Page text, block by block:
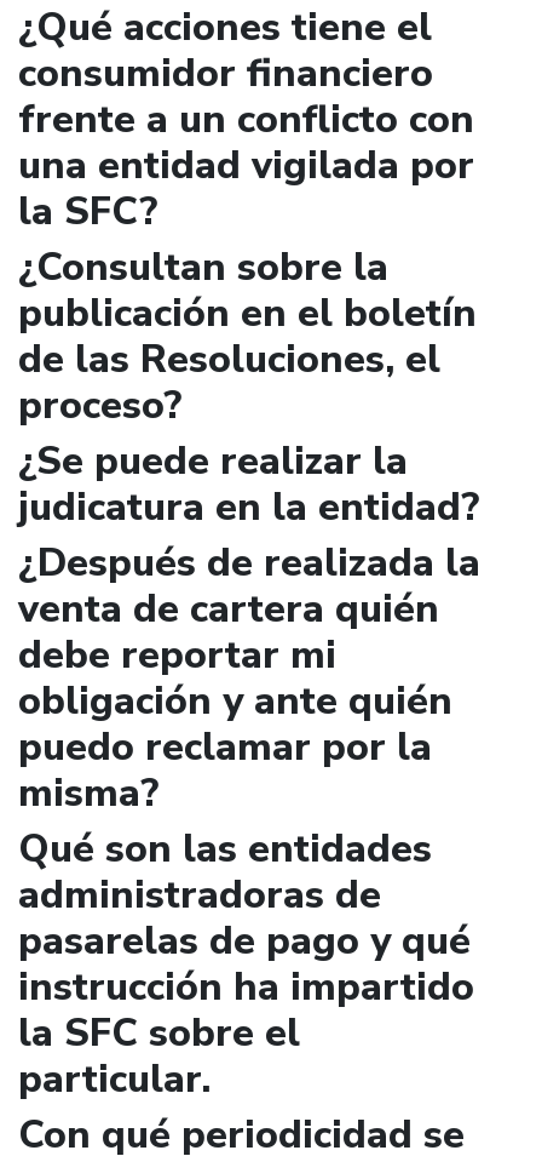
¿Qué acciones tiene el
consumidor financiero
frente a un conflicto con
una entidad vigilada por
la SFC?
¿Consultan sobre la
publicación en el boletín
de las Resoluciones, el
proceso?
¿Se puede realizar la
judicatura en la entidad?
¿Después de realizada la
venta de cartera quién
debe reportar mi
obligación y ante quién
puedo reclamar por la
misma?
Qué son las entidades
administradoras de
pasarelas de pago y qué
instrucción ha impartido
la SFC sobre el
particular.
Con qué periodicidad se